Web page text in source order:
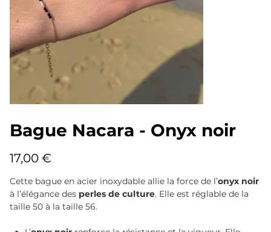
Bague Nacara - Onyx noir
17,00 €
Cette bague en acier inoxydable allie la force de l’onyx noir
à l’élégance des perles de culture. Elle est réglable de la
taille 50 à la taille 56.